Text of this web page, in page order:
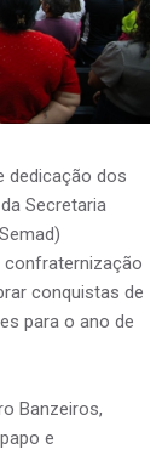
dedicação dos
Secretaria
confraternização
conquistas de
para o ano de
Banzeiros,
e